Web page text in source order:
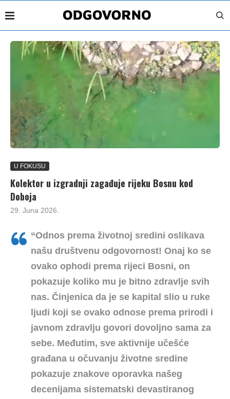
U FOKUSU
Kolektor u izgradnji zagađuje rijeku Bosnu kod
Doboja
29. Juna 2026.
“Odnos prema životnoj sredini oslikava
našu društvenu odgovornost! Onaj ko se
ovako ophodi prema rijeci Bosni, on
pokazuje koliko mu je bitno zdravlje svih
nas. Činjenica da je se kapital slio u ruke
ljudi koji se ovako odnose prema prirodi i
javnom zdravlju govori dovoljno sama za
sebe. Međutim, sve aktivnije učešće
građana u očuvanju životne sredine
pokazuje znakove oporavka našeg
decenijama sistematski devastiranog